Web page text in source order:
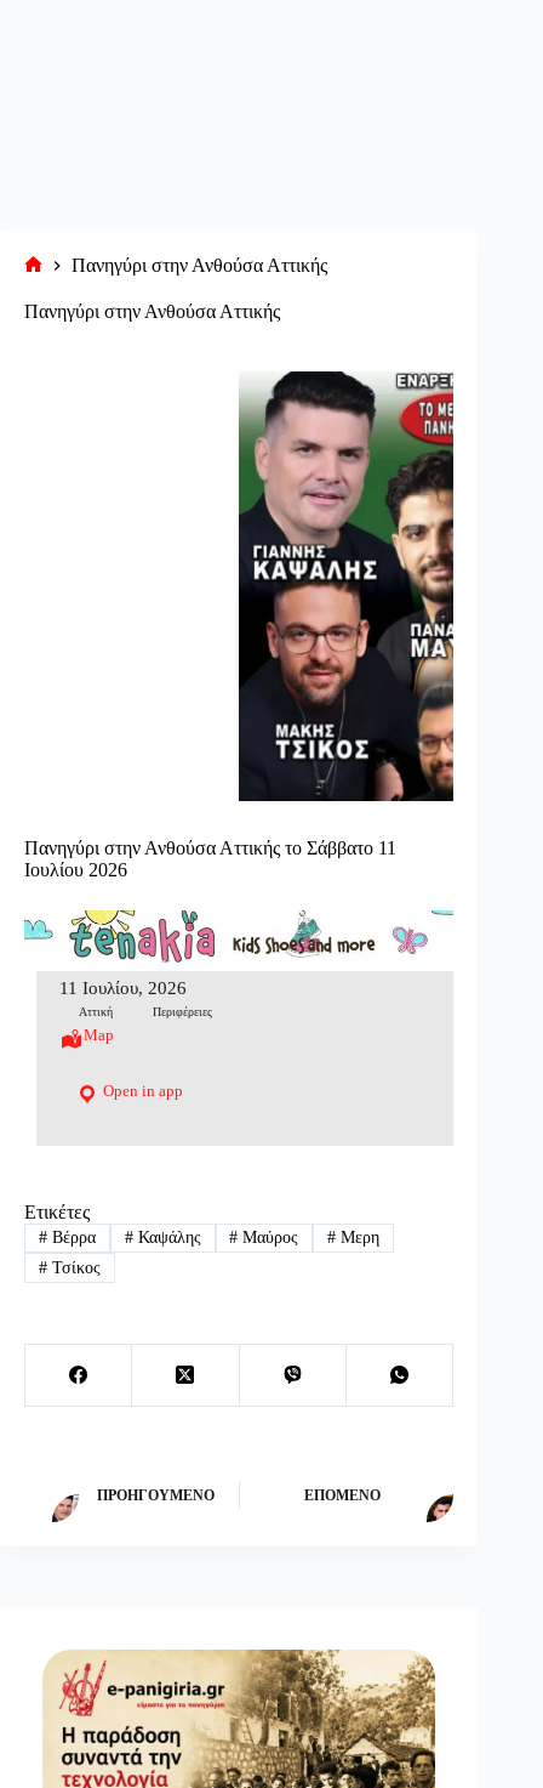
σελίδα
Πανηγύρι στην Ανθούσα Αττικής
Πανηγύρι στην Ανθούσα Αττικής
Πανηγύρι στην Ανθούσα Αττικής το Σάββατο 11
Ιουλίου 2026
11 Ιουλίου, 2026
Αττική Περιφέρειες
Map
Open in app
Ετικέτες
#Βέρρα #Καψάλης # Μαύρος # Μερη
#Τσίκος
ΠΡΟΗΓΟΎΜΕΝΟ ΕΠΌΜΕΝΟ